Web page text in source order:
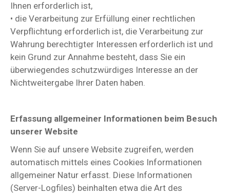
Ihnen erforderlich ist,
• die Verarbeitung zur Erfüllung einer rechtlichen
Verpflichtung erforderlich ist, die Verarbeitung zur
Wahrung berechtigter Interessen erforderlich ist und
kein Grund zur Annahme besteht, dass Sie ein
überwiegendes schutzwürdiges Interesse an der
Nichtweitergabe Ihrer Daten haben.
Erfassung allgemeiner Informationen beim Besuch
unserer Website
Wenn Sie auf unsere Website zugreifen, werden
automatisch mittels eines Cookies Informationen
allgemeiner Natur erfasst. Diese Informationen
(Server-Logfiles) beinhalten etwa die Art des